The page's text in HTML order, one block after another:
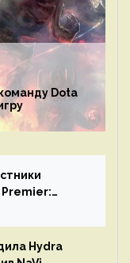
Dota
Premier:
Hydra